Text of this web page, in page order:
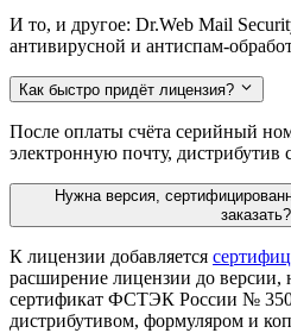
И то, и другое: Dr.Web Mail
антивирусной и антиспам-
Как быстро придёт лицензия?
После оплаты счёта серийный
электронную почту, дистрибутив
Нужна версия,
заказать?
К лицензии добавляется
расширение лицензии до версии,
сертификат ФСТЭК России №
дистрибутивом, формуляром и